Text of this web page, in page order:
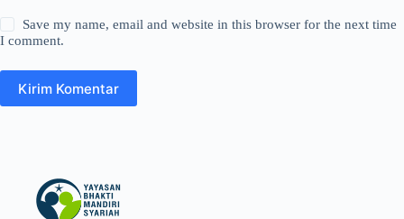
Save my name, email and website in this browser for the next time
I comment.
Kirim Komentar